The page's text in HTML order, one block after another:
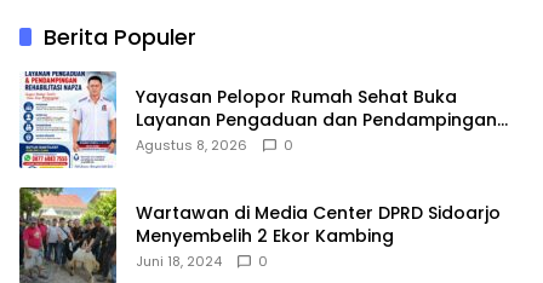
Berita Populer
Yayasan Pelopor Rumah Sehat Buka
Layanan Pengaduan dan Pendampingan
Rehabilitasi NAPZA 24 Jam
Agustus 8, 2026 0
Wartawan di Media Center DPRD Sidoarjo
Menyembelih 2 Ekor Kambing
Juni 18, 2024 0